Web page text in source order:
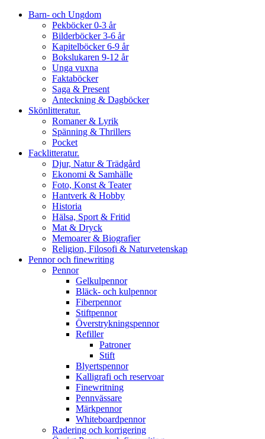
Barn- och Ungdom
Pekböcker 0-3 år
Bilderböcker 3-6 år
Kapitelböcker 6-9 år
Bokslukaren 9-12 år
Unga vuxna
Faktaböcker
Saga & Present
Anteckning & Dagböcker
Skönlitteratur.
Romaner & Lyrik
Spänning & Thrillers
Pocket
Facklitteratur.
Djur, Natur & Trädgård
Ekonomi & Samhälle
Foto, Konst & Teater
Hantverk & Hobby
Historia
Hälsa, Sport & Fritid
Mat & Dryck
Memoarer & Biografier
Religion, Filosofi & Naturvetenskap
Pennor och finewriting
Pennor
Gelkulpennor
Bläck- och kulpennor
Fiberpennor
Stiftpennor
Överstrykningspennor
Refiller
Patroner
Stift
Blyertspennor
Kalligrafi och reservoar
Finewritning
Pennvässare
Märkpennor
Whiteboardpennor
Radering och korrigering